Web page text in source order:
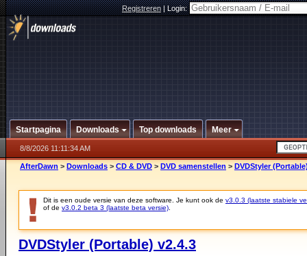
Registreren|Login:
Startpagina Downloads Top downloads Meer
8/8/2026 11:11:34 AM
AfterDawn > Downloads > CD & DVD > DVD samenstellen > DVDStyler
Dit is een oude versie van deze software. Je kunt ook de v3.0.3 (laatste stabiele
of de v3.0.2 beta 3 (laatste beta versie)
DVDStyler (Portable) v2.4.3